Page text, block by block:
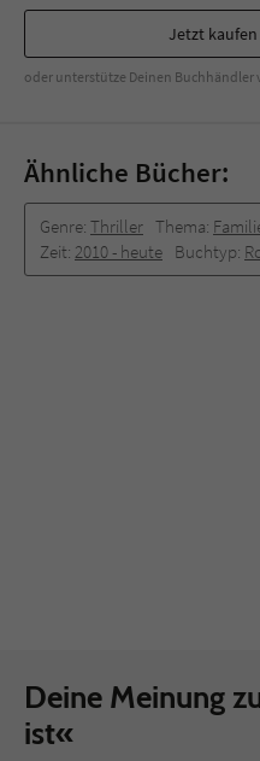
Jetzt
oder unterstütze Deinen Buchhändler
Ähnliche Bücher:
Genre: Thriller Thema:
Zeit: 2010 -­ heute Buchtyp:
Deine Meinung
ist«